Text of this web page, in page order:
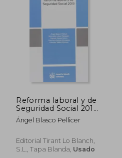
Reforma laboral y de
Seguridad Social 2013
(Reformas)
Ángel Blasco Pellicer
Editorial Tirant Lo Blanch,
S.L., Tapa Blanda, Usado